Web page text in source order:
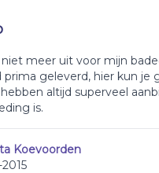
meer uit voor mijn
prima geleverd, hier kun
altijd superveel
is.
Koevoorden